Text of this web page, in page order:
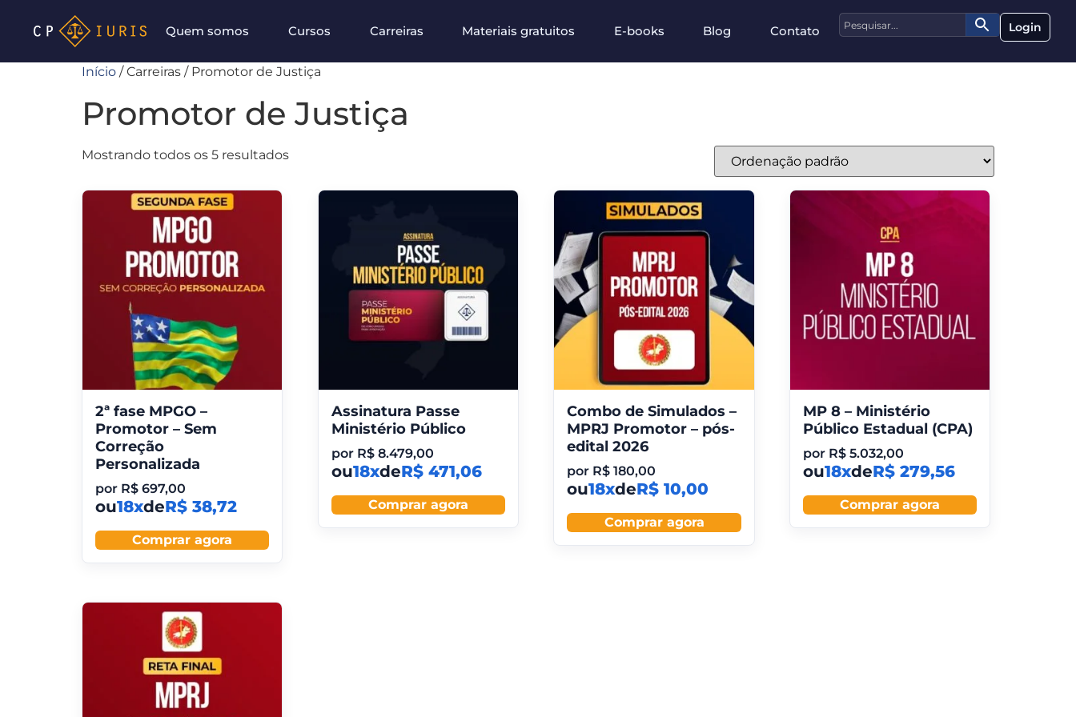
Quem somos Cursos Carreiras Materiais gratuitos E-books Blog Contato Login
Início / Carreiras / Promotor de Justiça
Promotor de Justiça
Mostrando todos os 5 resultados
2ª fase MPGO –
Promotor – Sem
Correção
Personalizada
por R$ 697,00
ou18xdeR$ 38,72
Comprar agora
Assinatura Passe
Ministério Público
por R$8.479,00
ou18xdeR$ 471,06
Comprar agora
Combo de Simulados –
MPRJ Promotor – pós-
edital 2026
por R$ 180,00
ou18xdeR$ 10,00
Comprar agora
MP 8 – Ministério
Público Estadual (CPA)
por R$ 5.032,00
ou18xdeR$ 279,56
Comprar agora